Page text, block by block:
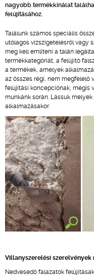
nagyobb termékkínálat
felújításához.
Találunk számos speciális
utólagos vízszigetelésről vagy
meg kell említeni a talán
termékkategóriát, a felújító
a termékek, amelyek
az összes régi, nem megfelelő
felújítási koncepciónak, mégis
munkánk során. Lássuk
alkalmazásakor.
Villanyszerelési szerelvények
Nedvesedő falazatok